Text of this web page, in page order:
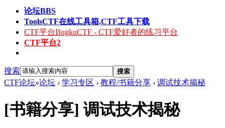
论坛BBS
ToolsCTF在线工具箱,CTF工具下载
CTF平台BugkuCTF - CTF爱好者的练习平台
CTF平台2
搜索 搜索
CTF论坛»论坛 › 学习专区 › 教程/书籍分享 › 调试技术揭秘
[书籍分享] 调试技术揭秘